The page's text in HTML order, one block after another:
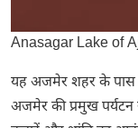
Anasagar Lake of
यह अजमेर शहर के पास
अजमेर की प्रमुख